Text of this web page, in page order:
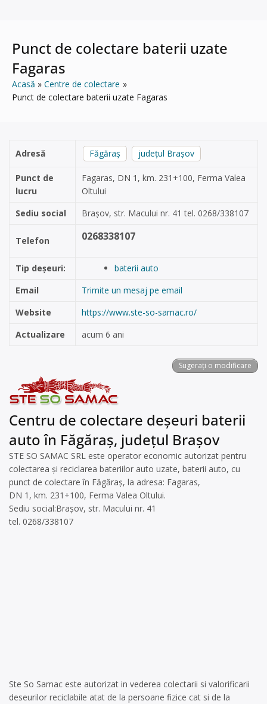
Punct de colectare baterii uzate
Fagaras
Acasă
Centre de colectare
Punct de colectare baterii uzate Fagaras
Adresă Făgăraș județul Brașov
Punct de
lucru
Fagaras, DN 1, km. 231+100, Ferma Valea
Oltului
Sediu social
Brașov, str. Macului nr. 41 tel. 0268/338107
Telefon 0268338107
Tip deșeuri:
baterii auto
Email
Trimite un mesaj pe email
Website
https://www.ste-so-samac.ro/
Actualizare
acum 6 ani
Sugerați o modificare
Centru de colectare deșeuri baterii
auto în Făgăraș, județul Brașov
STE SO SAMAC SRL este operator economic autorizat pentru
colectarea și reciclarea bateriilor auto uzate, baterii auto, cu
punct de colectare în Făgăraș, la adresa: Fagaras,
DN 1, km. 231+100, Ferma Valea Oltului.
Sediu social:Brașov, str. Macului nr. 41
tel. 0268/338107
Ste So Samac este autorizat in vederea colectarii si valorificarii
deseurilor reciclabile atat de la persoane fizice cat si de la